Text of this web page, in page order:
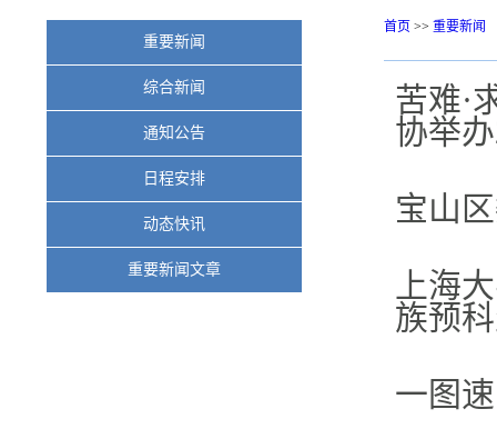
重要新闻
综合新闻
通知公告
日程安排
动态快讯
重要新闻文章
首页 >> 重要新闻
苦难·
协举
宝山
上海
族预
一图